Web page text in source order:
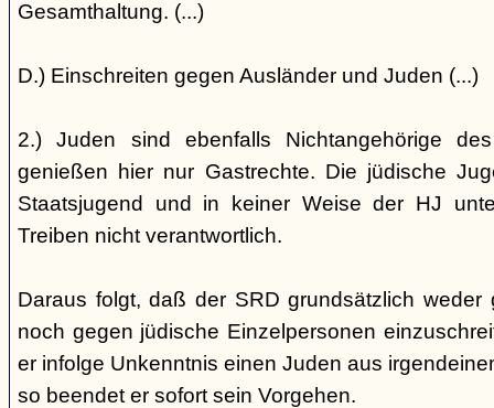
Gesamthaltung. (...)
D.) Einschreiten gegen Ausländer und Juden (...)
2.) Juden sind ebenfalls Nichtangehörige
genießen hier nur Gastrechte. Die jüdische
Staatsjugend und in keiner Weise der HJ
Treiben nicht verantwortlich.
Daraus folgt, daß der SRD grundsätzlich weder
noch gegen jüdische Einzelpersonen
er infolge Unkenntnis einen Juden aus
so beendet er sofort sein Vorgehen.